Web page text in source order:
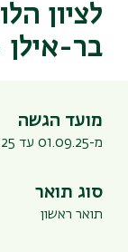
לציון
בר-
מועד הגשה
מ-01.09.25 עד 30.10.25
סוג תואר
תואר ראשון